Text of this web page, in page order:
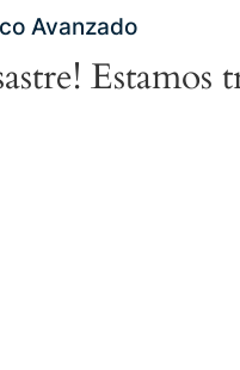
Avanzado